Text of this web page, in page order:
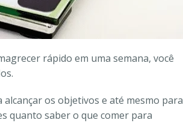
rápido em uma semana, você
os objetivos e até mesmo para
quanto saber o que comer para